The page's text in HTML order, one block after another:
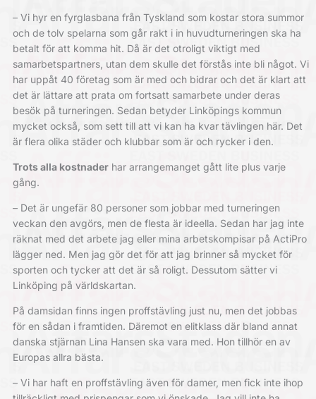
– Vi hyr en fyrglasbana från Tyskland som kostar stora summor
och de tolv spelarna som går rakt i in huvudturneringen ska ha
betalt för att komma hit. Då är det otroligt viktigt med
samarbetspartners, utan dem skulle det förstås inte bli något. Vi
har uppåt 40 företag som är med och bidrar och det är klart att
det är lättare att prata om fortsatt samarbete under deras
besök på turneringen. Sedan betyder Linköpings kommun
mycket också, som sett till att vi kan ha kvar tävlingen här. Det
är flera olika städer och klubbar som är och rycker i den.
Trots alla kostnaderhar arrangemanget gått lite plus varje
gång.
– Det är ungefär 80 personer som jobbar med turneringen
veckan den avgörs, men de flesta är ideella. Sedan har jag inte
räknat med det arbete jag eller mina arbetskompisar på ActiPro
lägger ned. Men jag gör det för att jag brinner så mycket för
sporten och tycker att det är så roligt. Dessutom sätter vi
Linköping på världskartan.
På damsidan finns ingen proffstävling just nu, men det jobbas
för en sådan i framtiden. Däremot en elitklass där bland annat
danska stjärnan Lina Hansen ska vara med. Hon tillhör en av
Europas allra bästa.
– Vi har haft en proffstävling även för damer, men fick inte ihop